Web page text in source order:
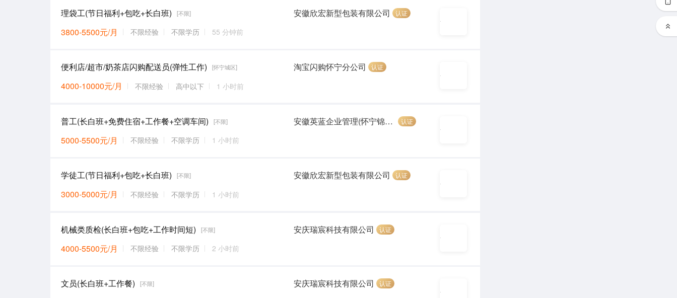
理袋工(节日福利+包吃+长白班) [不限]
3800-5500元/月 不限经验 不限学历 55 分钟前
安徽欣宏新型包装有限公司 认证
便利店/超市/奶茶店闪购配送员(弹性工作) [怀宁城区]
4000-10000元/月 不限经验 高中以下 1 小时前
淘宝闪购怀宁分公司 认证
普工(长白班+免费住宿+工作餐+空调车间) [不限]
5000-5500元/月 不限经验 不限学历 1 小时前
安徽英蓝企业管理(怀宁锦恒汽车) 认证
学徒工(节日福利+包吃+长白班) [不限]
3000-5000元/月 不限经验 不限学历 1 小时前
安徽欣宏新型包装有限公司 认证
机械类质检(长白班+包吃+工作时间短) [不限]
4000-5500元/月 不限经验 不限学历 2 小时前
安庆瑞宸科技有限公司 认证
文员(长白班+工作餐) [不限] 安庆瑞宸科技有限公司 认证